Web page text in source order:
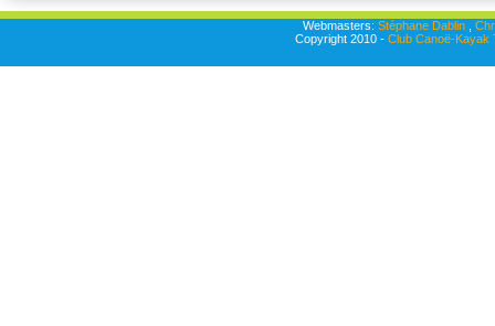
Webmasters: Stéphane Dablin,
Copyright 2010 - Club Canoë-Kayak